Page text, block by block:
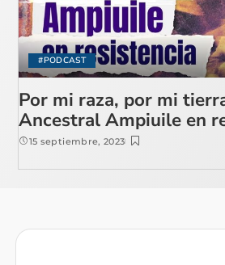
#PODCAST
Por mi raza, por mi
Ancestral Ampiuile en
15 septiembre, 2023